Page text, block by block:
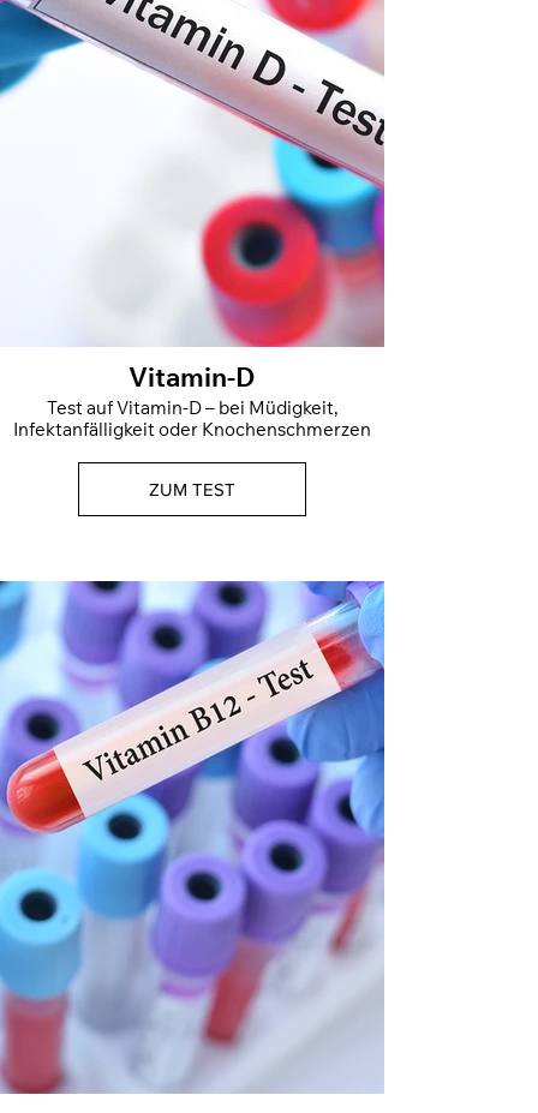
Vitamin-D
Test auf Vitamin-D – bei Müdigkeit,
Infektanfälligkeit oder Knochenschmerzen
ZUM TEST